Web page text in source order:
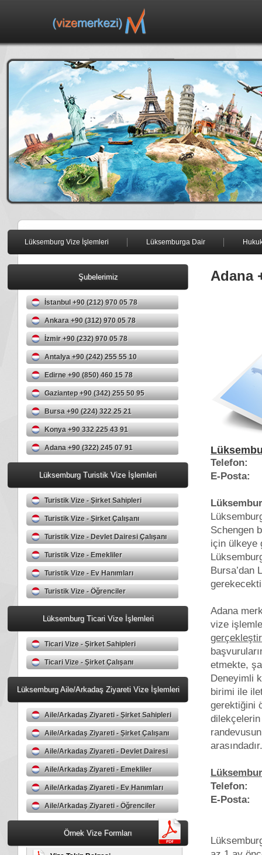
Lüksemburg Vize İşlemleri Lüksemburga Dair
Şubelerimiz
İstanbul +90 (212) 970 05 78
Ankara +90 (312) 970 05 78
İzmir +90 (232) 970 05 78
Antalya +90 (242) 255 55 10
Edirne +90 (850) 460 15 78
Gaziantep +90 (342) 255 50 95
Bursa +90 (224) 322 25 21
Konya +90 332 225 43 91
Adana +90 (322) 245 07 91
Lüksemburg Turistik Vize İşlemleri
Turistik Vize - Şirket Sahipleri
Turistik Vize - Şirket Çalışanı
Turistik Vize - Devlet Dairesi Çalışanı
Turistik Vize - Emekliler
Turistik Vize - Ev Hanımları
Turistik Vize - Öğrenciler
Lüksemburg Ticari Vize İşlemleri
Ticari Vize - Şirket Sahipleri
Ticari Vize - Şirket Çalışanı
Lüksemburg Aile/Arkadaş Ziyareti Vize İşlemleri
Aile/Arkadaş Ziyareti - Şirket Sahipleri
Aile/Arkadaş Ziyareti - Şirket Çalışanı
Aile/Arkadaş Ziyareti - Devlet Dairesi
ÇalışanıAile/Arkadaş Ziyareti - Emekliler
Aile/Arkadaş Ziyareti - Ev Hanımları
Aile/Arkadaş Ziyareti - Öğrenciler
Örnek Vize Formları
Adana
Telefon:
E-Posta:
Schengen
için ülkeye
Bursa’dan
Adana
vize
etmekte,
Deneyimli
birimi ile
gerektiğini
dilekçelerin
arasındadır.
Telefon:
E-Posta: